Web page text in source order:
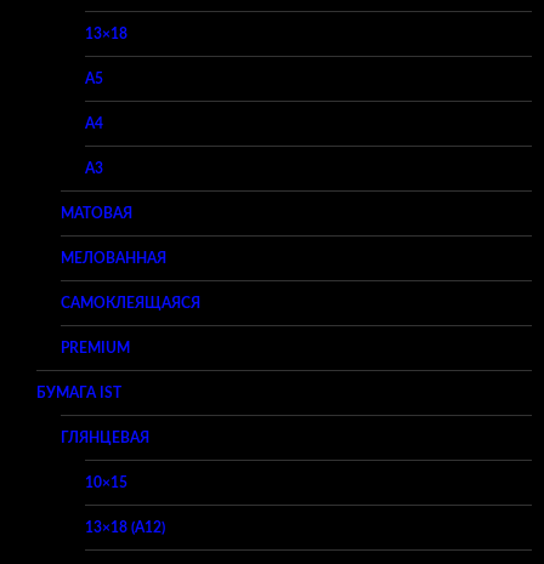
13×18
A5
A4
A3
МАТОВАЯ
МЕЛОВАННАЯ
САМОКЛЕЯЩАЯСЯ
PREMIUM
БУМАГА IST
ГЛЯНЦЕВАЯ
10×15
13×18 (A12)